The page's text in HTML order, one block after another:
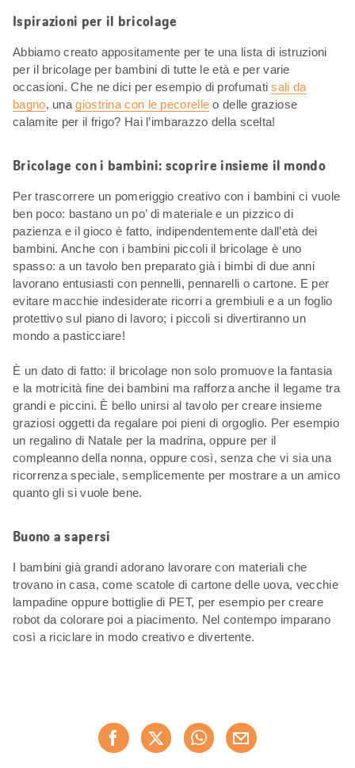
Ispirazioni per il bricolage
Abbiamo creato appositamente per te una lista di istruzioni
per il bricolage per bambini di tutte le età e per varie
occasioni. Che ne dici per esempio di profumatisali da
bagno, unagiostrina con le pecorelle o delle graziose
calamite per il frigo? Hai l’imbarazzo della scelta!
Bricolage con i bambini: scoprire insieme il mondo
Per trascorrere un pomeriggio creativo con i bambini ci vuole
ben poco: bastano un po’ di materiale e un pizzico di
pazienza e il gioco è fatto, indipendentemente dall’età dei
bambini. Anche con i bambini piccoli il bricolage è uno
spasso: a un tavolo ben preparato già i bimbi di due anni
lavorano entusiasti con pennelli, pennarelli o cartone. E per
evitare macchie indesiderate ricorri a grembiuli e a un foglio
protettivo sul piano di lavoro; i piccoli si divertiranno un
mondo a pasticciare!
È un dato di fatto: il bricolage non solo promuove la fantasia
e la motricità fine dei bambini ma rafforza anche il legame tra
grandi e piccini. È bello unirsi al tavolo per creare insieme
graziosi oggetti da regalare poi pieni di orgoglio. Per esempio
un regalino di Natale per la madrina, oppure per il
compleanno della nonna, oppure così, senza che vi sia una
ricorrenza speciale, semplicemente per mostrare a un amico
quanto gli si vuole bene.
Buono a sapersi
I bambini già grandi adorano lavorare con materiali che
trovano in casa, come scatole di cartone delle uova, vecchie
lampadine oppure bottiglie di PET, per esempio per creare
robot da colorare poi a piacimento. Nel contempo imparano
così a riciclare in modo creativo e divertente.
Consiglia ora